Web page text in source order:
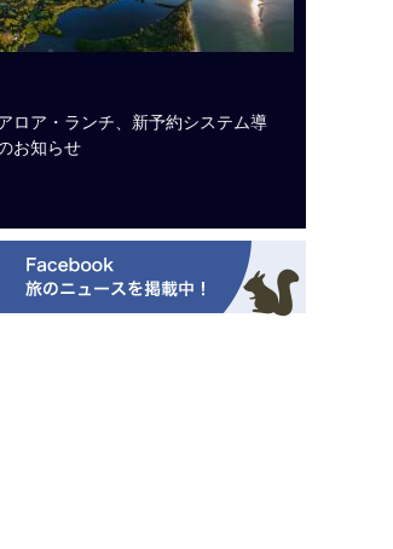
ロア・ランチ、新予約システム導
お知らせ